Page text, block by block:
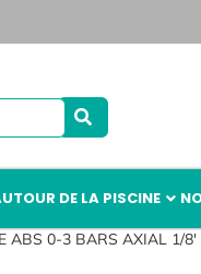
DE LA PISCINE
ABS 0-3 BARS AXIAL 1/8′